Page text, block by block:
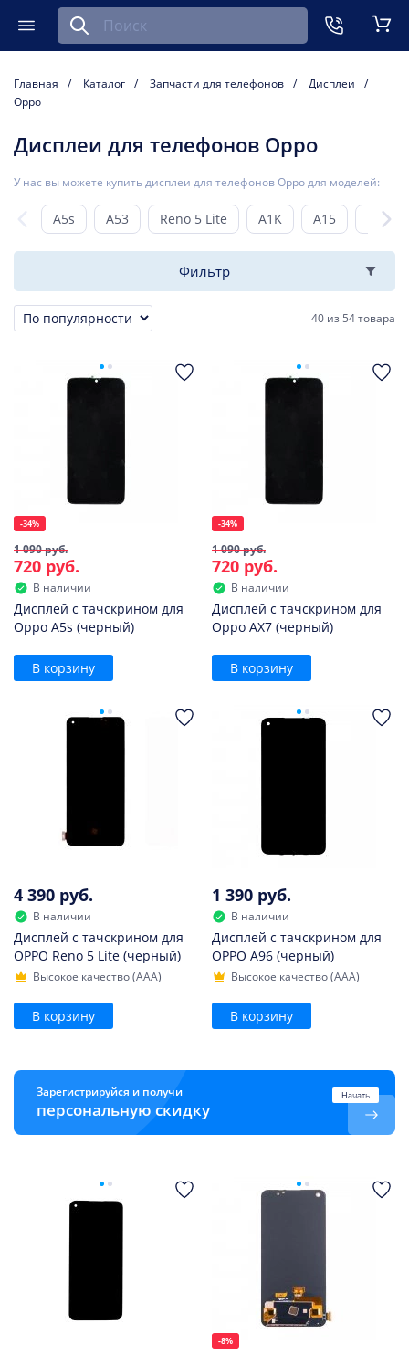
Меню
Найти запчасть для мобильного устройства
Главная Каталог Запчасти для телефонов
Дисплеи
Oppo
Дисплеи для телефонов Oppo
У нас вы можете купить дисплеи для телефонов Oppo для моделей:
A5s A53 Reno 5 Lite A1K A15 Reno
Фильтр
Сортировка 40 из 54 товара
-34%
1 090 руб.
720 руб.
В наличии
Дисплей с тачскрином для
Oppo A5s (черный)
В корзину
-34%
1 090 руб.
720 руб.
В наличии
Дисплей с тачскрином для
Oppo AX7 (черный)
В корзину
4 390 руб.
В наличии
Дисплей с тачскрином для
OPPO Reno 5 Lite (черный)
Высокое качество (AAA)
В корзину
1 390 руб.
В наличии
Дисплей с тачскрином для
OPPO A96 (черный)
Высокое качество (AAA)
В корзину
Зарегистрируйся и получи
персональную скидку
Начать
-8%